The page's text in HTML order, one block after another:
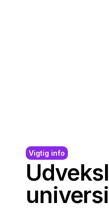
Vigtig info